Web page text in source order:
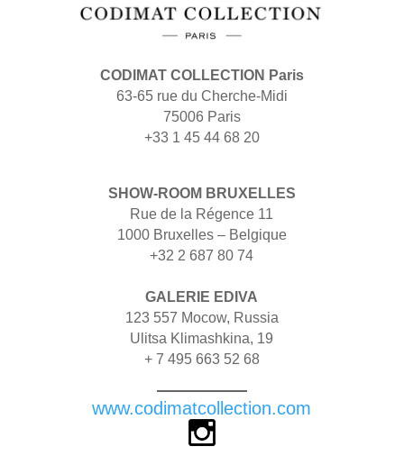
CODIMAT COLLECTION Paris
63-65 rue du Cherche-Midi
75006 Paris
+33 1 45 44 68 20
SHOW-ROOM BRUXELLES
Rue de la Régence 11
1000 Bruxelles – Belgique
+32 2 687 80 74
GALERIE EDIVA
123 557 Mocow, Russia
Ulitsa Klimashkina, 19
+ 7 495 663 52 68
www.codimatcollection.com